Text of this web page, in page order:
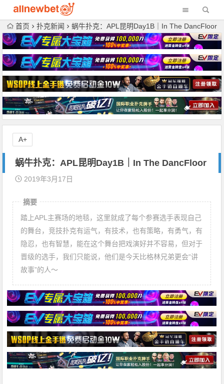
首页 扑克新闻 蜗牛扑克：APL昆明Day1B｜In The DancFloor
蜗牛扑克：APL昆明Day1B｜In The DancFloor
2019年3月17日
摘要
踏上APL主赛场的地毯，这里就成了每个参赛选手表现自己
的舞台，竞技扑克有运气，有技术，也有策略，有勇气，有
隐忍，也有智慧，能在这个舞台把戏演好并不容易，但对于
晋级的选手，我们只能说，他们是今天比格林兄弟更会“讲
故事”的人～
A+